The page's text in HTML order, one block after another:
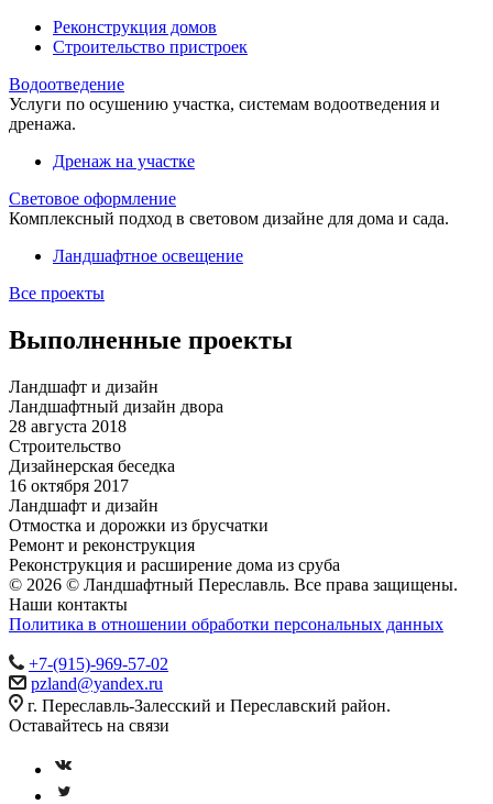
Реконструкция домов
Строительство пристроек
Водоотведение
Услуги по осушению участка, системам водоотведения и
дренажа.
Дренаж на участке
Световое оформление
Комплексный подход в световом дизайне для дома и сада.
Ландшафтное освещение
Все проекты
Выполненные проекты
Ландшафт и дизайн
Ландшафтный дизайн двора
28 августа 2018
Строительство
Дизайнерская беседка
16 октября 2017
Ландшафт и дизайн
Отмостка и дорожки из брусчатки
Ремонт и реконструкция
Реконструкция и расширение дома из сруба
© 2026 © Ландшафтный Переславль. Все права защищены.
Наши контакты
Политика в отношении обработки персональных данных
+7-(915)-969-57-02
pzland@yandex.ru
г. Переславль-Залесский и Переславский район.
Оставайтесь на связи